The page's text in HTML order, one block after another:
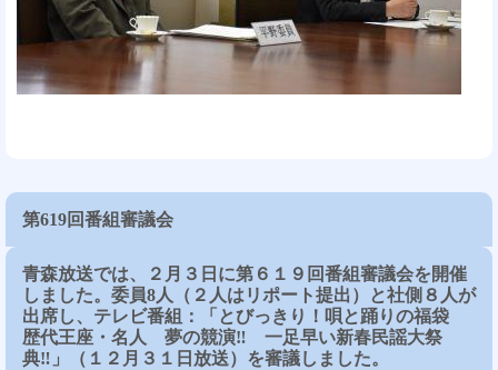
第619回番組審議会
青森放送では、２月３日に第６１９回番組審議会を開催
しました。委員8人（２人はリポート提出）と社側８人が
出席し、テレビ番組：「とびっきり！唄と踊りの福袋
歴代王座・名人 夢の競演‼ 一足早い新春民謡大祭
典‼」（１２月３１日放送）を審議しました。